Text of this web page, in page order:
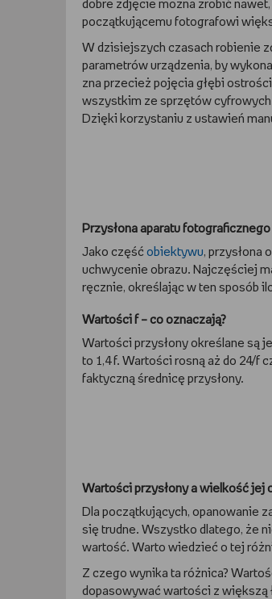
dobre zdjęcie można zrobić
początkującemu fotografowi
W dzisiejszych czasach robienie
parametrów urządzenia, by
zna przecież pojęcia głębi
wszystkim ze sprzętów
Dzięki korzystaniu z ustawień
Przysłona aparatu
Jako część obiektywu, przysłona
uchwycenie obrazu. Najczęściej
ręcznie, określając w ten sposób
Wartości f – co oznaczają?
Wartości przysłony określane są
to 1,4 f. Wartości rosną aż do 24/f
faktyczną średnicę przysłony.
Wartości przysłony a wielkość jej
Dla początkujących, opanowanie
się trudne. Wszystko dlatego, że
wartość. Warto wiedzieć o tej
Z czego wynika ta różnica?
dopasowywać wartości z większą